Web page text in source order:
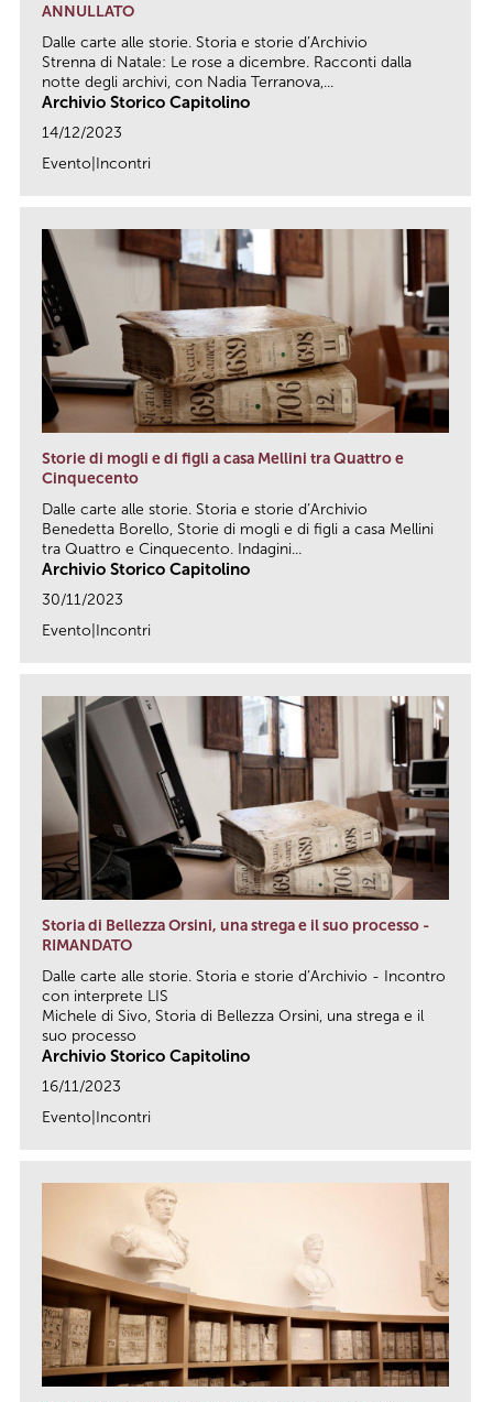
ANNULLATO
Dalle carte alle storie. Storia e storie d’Archivio
Strenna di Natale: Le rose a dicembre. Racconti dalla
notte degli archivi, con Nadia Terranova,...
Archivio Storico Capitolino
14/12/2023
Evento|Incontri
Storie di mogli e di figli a casa Mellini tra Quattro e
Cinquecento
Dalle carte alle storie. Storia e storie d’Archivio
Benedetta Borello, Storie di mogli e di figli a casa Mellini
tra Quattro e Cinquecento. Indagini...
Archivio Storico Capitolino
30/11/2023
Evento|Incontri
Storia di Bellezza Orsini, una strega e il suo processo -
RIMANDATO
Dalle carte alle storie. Storia e storie d’Archivio - Incontro
con interprete LIS
Michele di Sivo, Storia di Bellezza Orsini, una strega e il
suo processo
Archivio Storico Capitolino
16/11/2023
Evento|Incontri